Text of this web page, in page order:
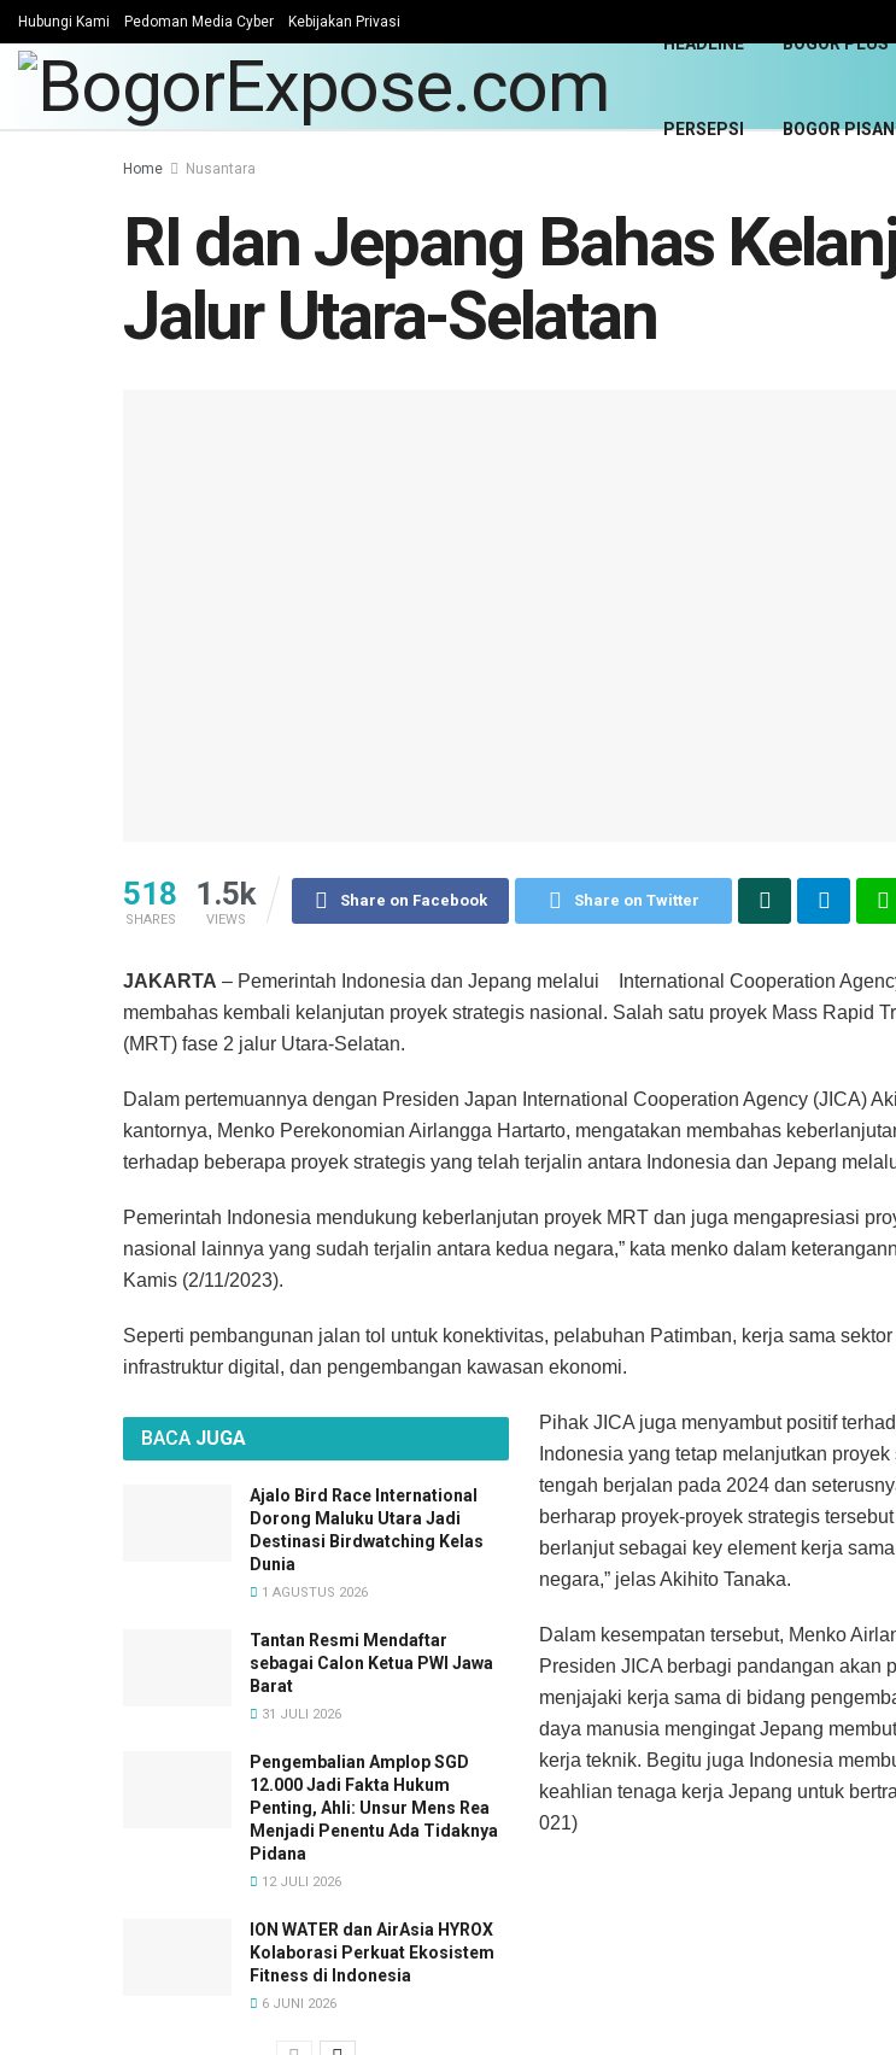
Hubungi Kami Pedoman Media Cyber Kebijakan Privasi
HEADLINE BOGOR PLUS
PERSEPSI BOGOR PISAN
Home Nusantara
RI dan Jepang Bahas
Jalur Utara-Selatan
518
SHARES
1.5k
VIEWS
Share on Facebook Share on Twitter
JAKARTA – Pemerintah Indonesia dan Jepang melalui International Cooperation
membahas kembali kelanjutan proyek strategis nasional. Salah satu proyek Mass Rapid
(MRT) fase 2 jalur Utara-Selatan.
Dalam pertemuannya dengan Presiden Japan International Cooperation Agency (JICA)
kantornya, Menko Perekonomian Airlangga Hartarto, mengatakan membahas
terhadap beberapa proyek strategis yang telah terjalin antara Indonesia dan Jepang
Pemerintah Indonesia mendukung keberlanjutan proyek MRT dan juga mengapresiasi
nasional lainnya yang sudah terjalin antara kedua negara,” kata menko dalam
Kamis (2/11/2023).
Seperti pembangunan jalan tol untuk konektivitas, pelabuhan Patimban, kerja sama sektor
infrastruktur digital, dan pengembangan kawasan ekonomi.
BACA JUGA
Ajalo Bird Race International
Dorong Maluku Utara Jadi
Destinasi Birdwatching Kelas
Dunia
1 AGUSTUS 2026
Tantan Resmi Mendaftar
sebagai Calon Ketua PWI Jawa
Barat
31 JULI 2026
Pengembalian Amplop SGD
12.000 Jadi Fakta Hukum
Penting, Ahli: Unsur Mens Rea
Menjadi Penentu Ada Tidaknya
Pidana
12 JULI 2026
ION WATER dan AirAsia HYROX
Kolaborasi Perkuat Ekosistem
Fitness di Indonesia
6 JUNI 2026
Pihak JICA juga menyambut positif
Indonesia yang tetap melanjutkan proyek
tengah berjalan pada 2024 dan
berharap proyek-proyek strategis
berlanjut sebagai key element kerja
negara,” jelas Akihito Tanaka.
Dalam kesempatan tersebut, Menko
Presiden JICA berbagi pandangan akan
menjajaki kerja sama di bidang
daya manusia mengingat Jepang
kerja teknik. Begitu juga Indonesia
keahlian tenaga kerja Jepang untuk
021)